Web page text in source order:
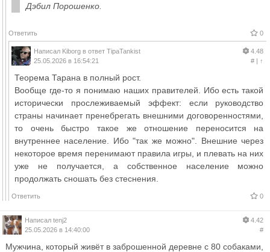
Дэбил Порошенко.
Ответить 0
Написал Kiborg в ответ TipaTankist
25.05.2026 в 16:54:21
4.48
#| ↑
Теорема Тарана в полный рост.
Вообще где-то я понимаю наших правителей. Ибо есть такой
исторически прослеживаемый эффект: если руководство
страны начинает пренебрегать внешними договоренностями,
то очень быстро такое же отношение переносится на
внутреннее население. Ибо "так же можно". Внешние через
некоторое время перенимают правила игры, и плевать на них
уже не получается, а собственное население можно
продолжать сношать без стеснения.
Ответить 0
Написал tenj2
25.05.2026 в 14:40:00
4.42
#
Мужчина, который живёт в заброшенной деревне с 80 собаками,